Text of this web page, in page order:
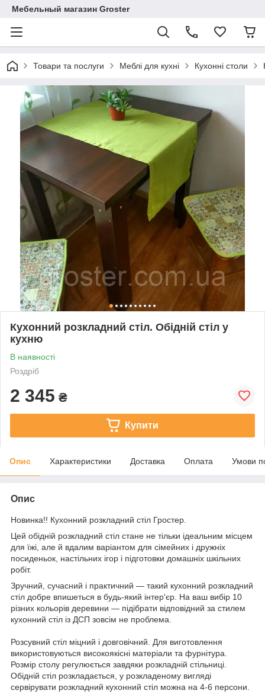
Мебельный магазин Groster
Товари та послуги Меблі для кухні Кухонні столи
Кухонний розкладний стіл. Обідній стіл у
кухню
В наявності
Роздріб
2 345 ₴
Купити
Опис Характеристики Доставка Оплата Умови
Опис
Новинка!! Кухонний розкладний стіл Гростер.
Цей обідній розкладний стіл стане не тільки ідеальним місцем
для їжі, але й вдалим варіантом для сімейних і дружніх
посиденьок, настільних ігор і підготовки домашніх шкільних
робіт.
Зручний, сучасний і практичний — такий кухонний розкладний
стіл добре впишеться в будь-який інтер'єр. На ваш вибір 10
різних кольорів деревини — підібрати відповідний за стилем
кухонний стіл із ДСП зовсім не проблема.
Розсувний стіл міцний і довговічний. Для виготовлення
використовуються високоякісні матеріали та фурнітура.
Розмір столу регулюється завдяки розкладній стільниці.
Обідній стіл розкладається, у розкладеному вигляді
сервірувати розкладний кухонний стіл можна на 4-6 персони.